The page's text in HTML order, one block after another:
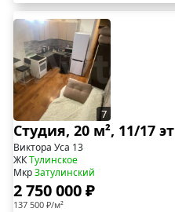
7
Студия, 20 м², 11/17 эт
Виктора Уса 13
ЖКТулинское
МкрЗатулинский
2 750 000 ₽
137 500 ₽/м²